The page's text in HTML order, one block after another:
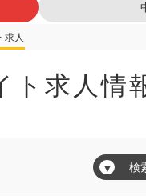
ト求人情
▼ 検